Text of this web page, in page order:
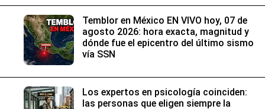
Temblor en México EN VIVO hoy, 07 de
agosto 2026: hora exacta, magnitud y
dónde fue el epicentro del último sismo
vía SSN
Los expertos en psicología coinciden:
las personas que eligen siempre la